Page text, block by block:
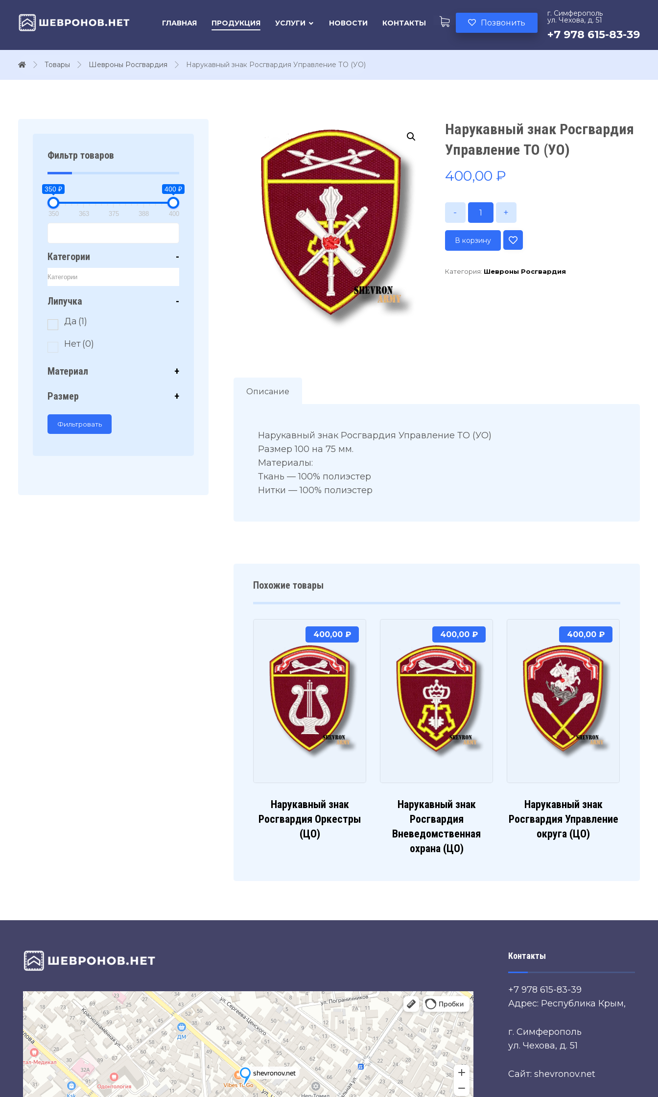
г. Симферополь
ул. Чехова, д. 51
+7 978 615-83-39
Позвонить
ГЛАВНАЯ ПРОДУКЦИЯ УСЛУГИ НОВОСТИ КОНТАКТЫ
Товары Шевроны Росгвардия Нарукавный знак Росгвардия Управление ТО (УО)
Нарукавный знак Росгвардия
Управление ТО (УО)
400,00 ₽
- +
В корзину
Категория: Шевроны Росгвардия
Описание
Нарукавный знак Росгвардия Управление ТО (УО)
Размер 100 на 75 мм.
Материалы:
Ткань — 100% полиэстер
Нитки — 100% полиэстер
Похожие товары
Нарукавный знак
Росгвардия Оркестры
(ЦО)
400,00 ₽
Нарукавный знак
Росгвардия
Вневедомственная
охрана (ЦО)
400,00 ₽
Нарукавный знак
Росгвардия Управление
округа (ЦО)
400,00 ₽
Фильтр товаров
350 ₽ 400 ₽
350 363 375 388 400
Категории -
Липучка -
Да (1)
Нет(0)
Материал +
Размер +
Фильтровать
Контакты
+7 978 615-83-39
Адрес: Республика Крым,
г. Симферополь
ул. Чехова, д. 51
Сайт: shevronov.net